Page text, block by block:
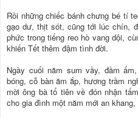
Rồi những chiếc bánh chưng bé tí
gạo dư, thịt sót, cũng tới lúc chín,
phức trong tiếng reo hò vang dội,
khiến Tết thêm đậm tình đời.
Ngày cuối năm sum vầy, đầm
bóng, cỗ bàn ăm ắp, hương trầm
mời ông bà tổ tiên về đón nhận
cho gia đình một năm mới an